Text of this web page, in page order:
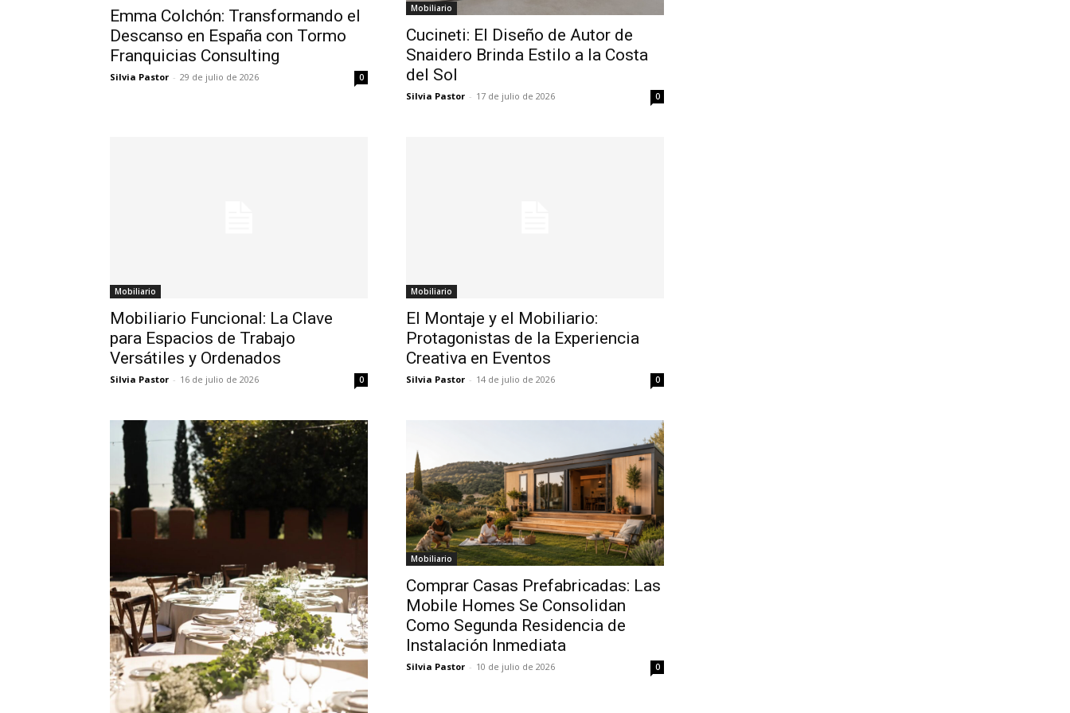
Emma Colchón: Transformando el
Descanso en España con Tormo
Franquicias Consulting
Silvia Pastor - 29 de julio de 2026 0
Mobiliario
Cucineti: El Diseño de Autor de
Snaidero Brinda Estilo a la Costa
del Sol
Silvia Pastor - 17 de julio de 2026 0
Mobiliario
Mobiliario Funcional: La Clave
para Espacios de Trabajo
Versátiles y Ordenados
Silvia Pastor - 16 de julio de 2026 0
Mobiliario
El Montaje y el Mobiliario:
Protagonistas de la Experiencia
Creativa en Eventos
Silvia Pastor - 14 de julio de 2026 0
Mobiliario
Comprar Casas Prefabricadas: Las
Mobile Homes Se Consolidan
Como Segunda Residencia de
Instalación Inmediata
Silvia Pastor - 10 de julio de 2026 0